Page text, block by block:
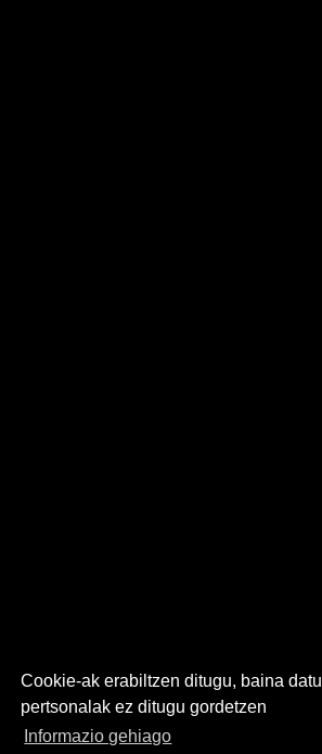
Cookie-ak erabiltzen ditugu, baina datu
pertsonalak ez ditugu gordetzen
Informazio gehiago